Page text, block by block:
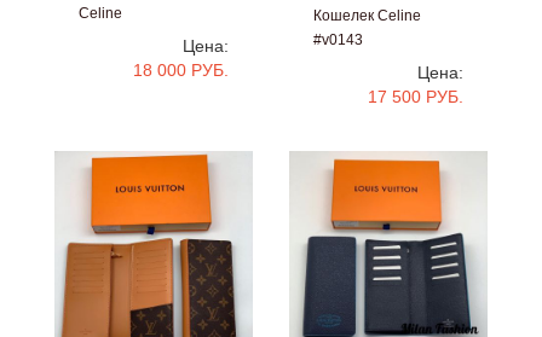
Celine
Цена:
18 000 РУБ.
Кошелек Celine
#v0143
Цена:
17 500 РУБ.